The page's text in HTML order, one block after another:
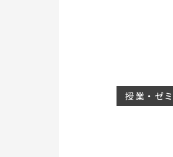
授業・ゼミ